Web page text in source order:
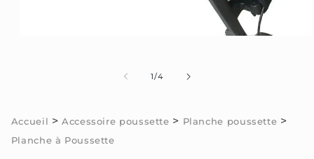
1/de
4
Accueil >Accessoire poussette > Planche poussette >
Planche à Poussette